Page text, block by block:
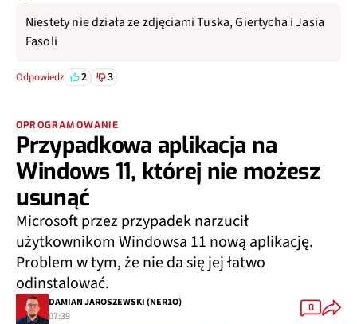
Niestety nie działa ze zdjęciami Tuska, Giertycha i Jasia
Fasoli
Odpowiedz 2 3
OPROGRAMOWANIE
Przypadkowa aplikacja na
Windows 11, której nie możesz
usunąć
Microsoft przez przypadek narzucił
użytkownikom Windowsa 11 nową aplikację.
Problem w tym, że nie da się jej łatwo
odinstalować.
DAMIAN JAROSZEWSKI (NER1O)
07:39
0